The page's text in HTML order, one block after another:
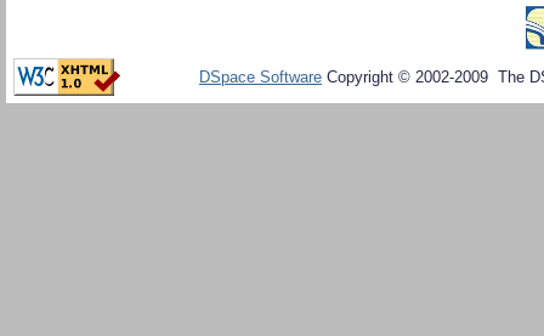
DSpace Software Copyright © 2002-2009 The